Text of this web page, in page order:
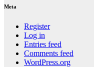
Meta
Register
Log in
Entries feed
Comments feed
WordPress.org